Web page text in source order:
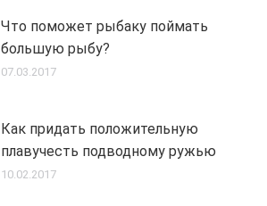
Что поможет рыбаку поймать
большую рыбу?
07.03.2017
Как придать положительную
плавучесть подводному ружью
10.02.2017